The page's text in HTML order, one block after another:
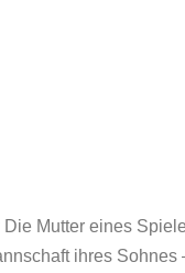
Mutter eines
ihres